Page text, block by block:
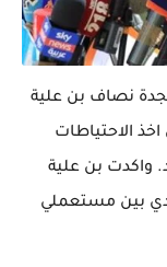
نصاف بن علية
الاحتياطات
واكدت بن علية
بين مستعملي